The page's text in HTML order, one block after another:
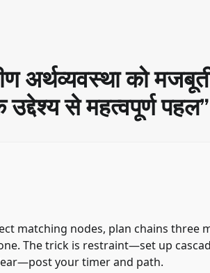
अर्थव्यवस्था को
उद्देश्य से महत्वपूर्ण पहल”
matching nodes, plan chains three
The trick is restraint—set up
your timer and path.